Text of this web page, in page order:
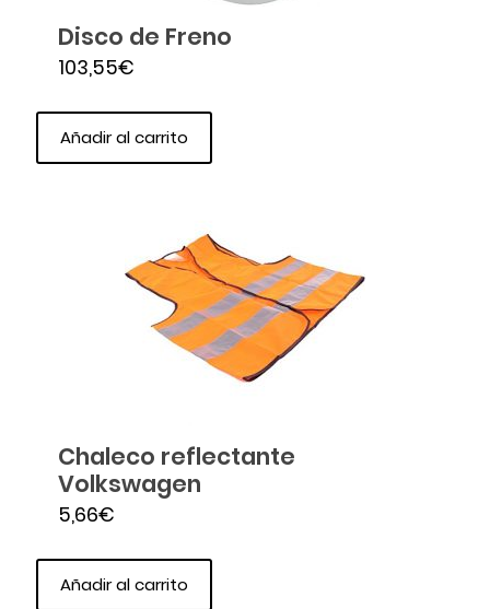
Disco de Freno
103,55€
Añadir al carrito
Chaleco reflectante
Volkswagen
5,66€
Añadir al carrito